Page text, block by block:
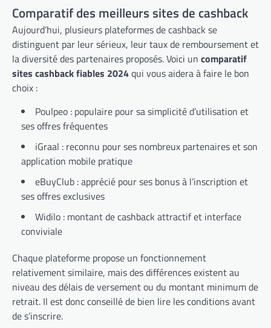
Comparatif des meilleurs sites de cashback
Aujourd’hui, plusieurs plateformes de cashback se
distinguent par leur sérieux, leur taux de remboursement et
la diversité des partenaires proposés. Voici un comparatif
sites cashback fiables 2024qui vous aidera à faire le bon
choix :
Poulpeo : populaire pour sa simplicité d’utilisation et
ses offres fréquentes
iGraal : reconnu pour ses nombreux partenaires et son
application mobile pratique
eBuyClub : apprécié pour ses bonus à l’inscription et
ses offres exclusives
Widilo : montant de cashback attractif et interface
conviviale
Chaque plateforme propose un fonctionnement
relativement similaire, mais des différences existent au
niveau des délais de versement ou du montant minimum de
retrait. Il est donc conseillé de bien lire les conditions avant
de s’inscrire.